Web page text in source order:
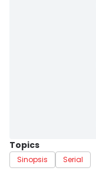
Topics
Sinopsis Serial